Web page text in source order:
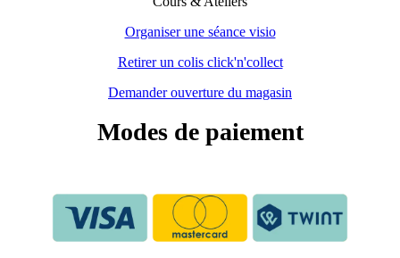
Organiser une séance visio
Retirer un colis click'n'collect
Demander ouverture du magasin
Modes de paiement